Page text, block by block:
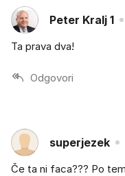
Peter Kralj 1
Ta prava dva!
Odgovori
superjezek
Če ta ni faca??? Po